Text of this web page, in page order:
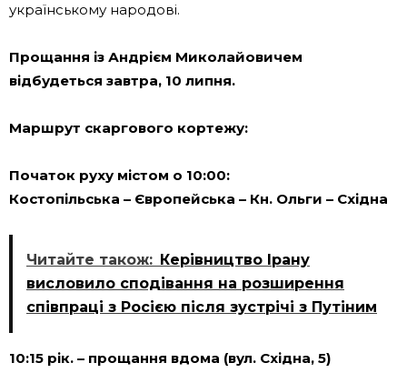
українському народові.
Прощання із Андрієм Миколайовичем
відбудеться завтра, 10 липня.
Маршрут скаргового кортежу:
Початок руху містом о 10:00:
Костопільська – Європейська – Кн. Ольги – Східна
Читайте також: Керівництво Ірану
висловило сподівання на розширення
співпраці з Росією після зустрічі з Путіним
10:15 рік. – прощання вдома (вул. Східна, 5)